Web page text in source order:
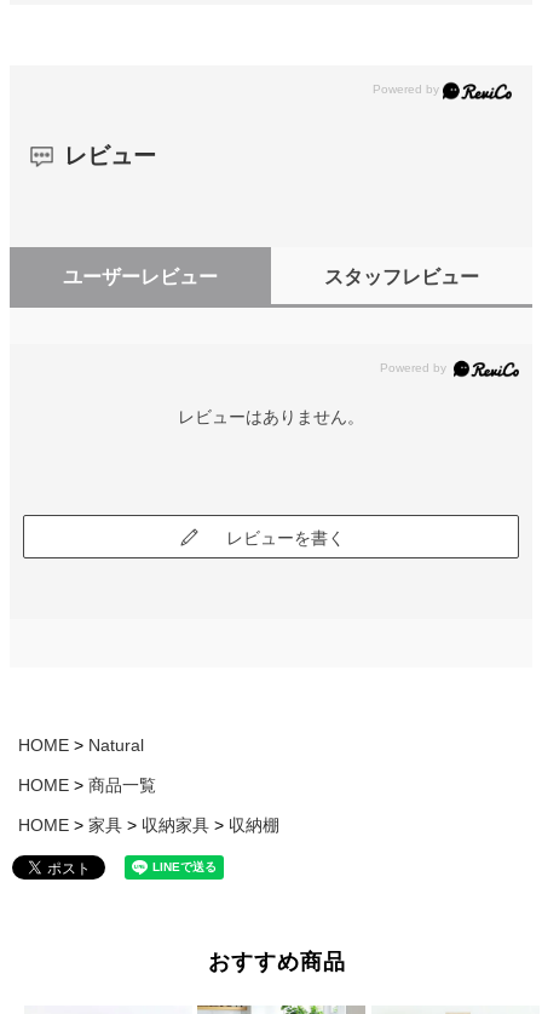
レビュー
ユーザーレビュー スタッフレビュー
レビューはありません。
レビューを書く
HOME Natural
HOME 商品一覧
HOME 家具 収納家具 収納棚
おすすめ商品